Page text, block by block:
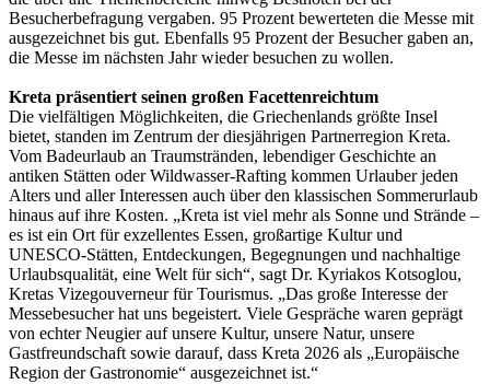
Besucherbefragung vergaben. 95 Prozent bewerteten die Messe mit
ausgezeichnet bis gut. Ebenfalls 95 Prozent der Besucher gaben an,
die Messe im nächsten Jahr wieder besuchen zu wollen.
Kreta präsentiert seinen großen Facettenreichtum
Die vielfältigen Möglichkeiten, die Griechenlands größte Insel
bietet, standen im Zentrum der diesjährigen Partnerregion Kreta.
Vom Badeurlaub an Traumstränden, lebendiger Geschichte an
antiken Stätten oder Wildwasser-Rafting kommen Urlauber jeden
Alters und aller Interessen auch über den klassischen Sommerurlaub
hinaus auf ihre Kosten. „Kreta ist viel mehr als Sonne und Strände –
es ist ein Ort für exzellentes Essen, großartige Kultur und
UNESCO-Stätten, Entdeckungen, Begegnungen und nachhaltige
Urlaubsqualität, eine Welt für sich“, sagt Dr. Kyriakos Kotsoglou,
Kretas Vizegouverneur für Tourismus. „Das große Interesse der
Messebesucher hat uns begeistert. Viele Gespräche waren geprägt
von echter Neugier auf unsere Kultur, unsere Natur, unsere
Gastfreundschaft sowie darauf, dass Kreta 2026 als „Europäische
Region der Gastronomie“ ausgezeichnet ist.“